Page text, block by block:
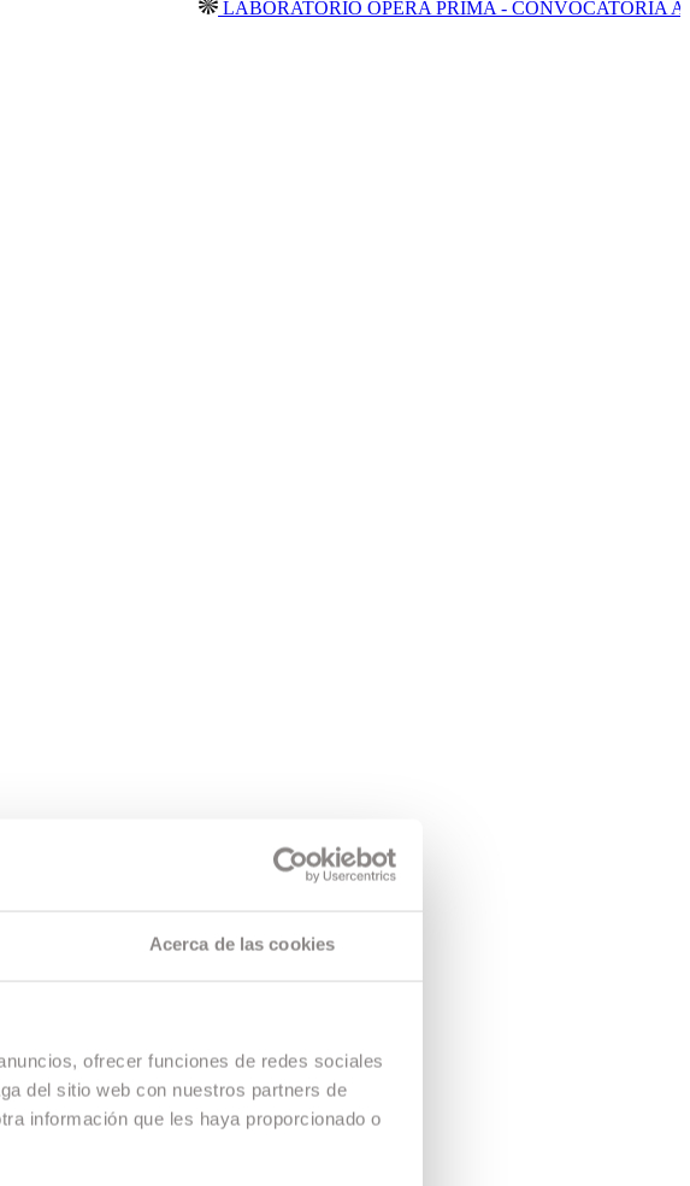
Acerca de las cookies
ofrecer funciones de redes sociales
del sitio web con nuestros partners de
información que les haya proporcionado o
LABORATORIO ÓPERA PRIMA - CONVOCATORIA ABIERTA